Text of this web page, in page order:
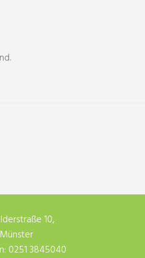
10,
0251 3845040